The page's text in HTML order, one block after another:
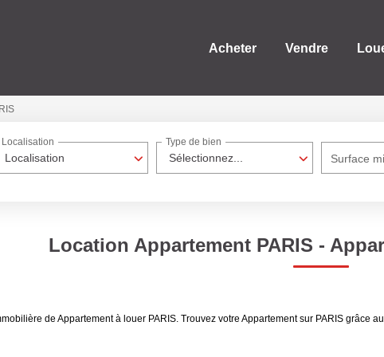
Acheter Vendre
Localisation
Localisation
Sélectionnez...
Type de bien
Surface
Location Appartement PARIS -
de Appartement à louer PARIS. Trouvez votre Appartement sur PARIS grâce